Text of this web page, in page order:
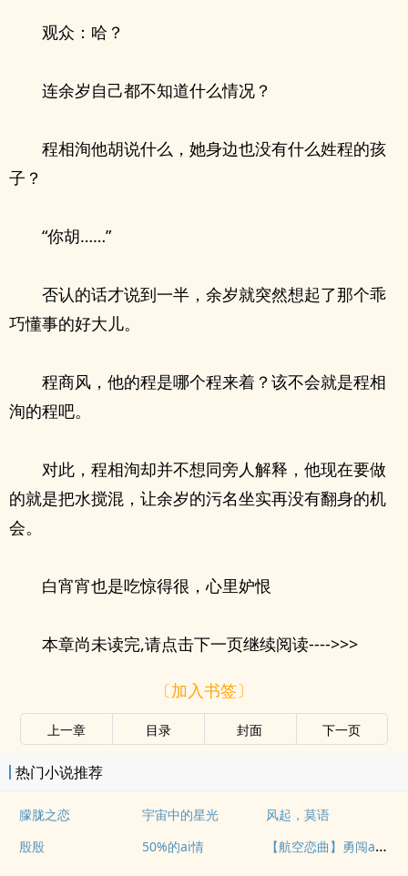
观众：哈？
连余岁自己都不知道什么情况？
程相洵他胡说什么，她身边也没有什么姓程的孩
子？
“你胡……”
否认的话才说到一半，余岁就突然想起了那个乖
巧懂事的好大儿。
程商风，他的程是哪个程来着？该不会就是程相
洵的程吧。
对此，程相洵却并不想同旁人解释，他现在要做
的就是把水搅混，让余岁的污名坐实再没有翻身的机
会。
白宵宵也是吃惊得很，心里妒恨
本章尚未读完,请点击下一页继续阅读---->>>
〔加入书签〕
上一章 目录 封面 下一页
热门小说推荐
朦胧之恋 宇宙中的星光
风起，莫语
殷殷
50%的ai情 【航空恋曲】勇闯ai情停机坪